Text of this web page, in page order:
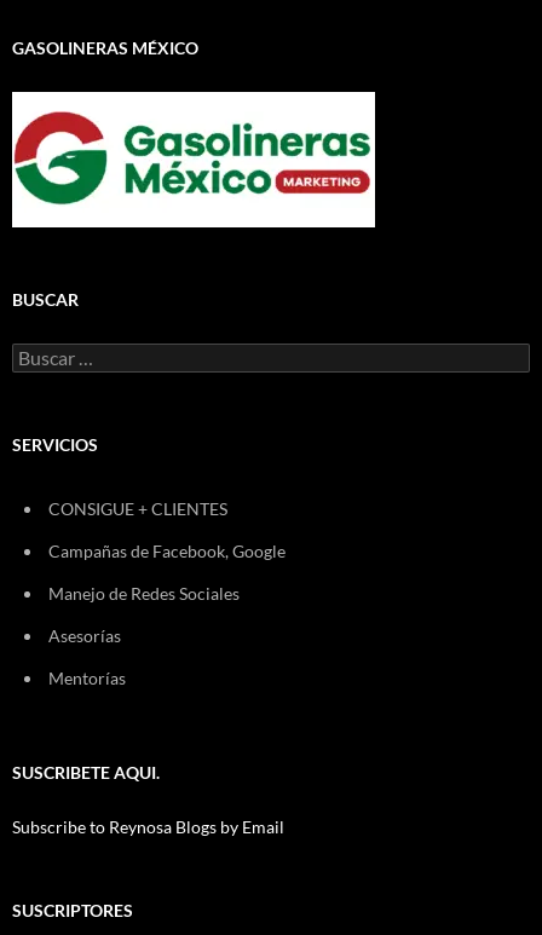
GASOLINERAS MÉXICO
BUSCAR
Buscar:
SERVICIOS
CONSIGUE + CLIENTES
Campañas de Facebook, Google
Manejo de Redes Sociales
Asesorías
Mentorías
SUSCRIBETE AQUI.
Subscribe to Reynosa Blogs by Email
SUSCRIPTORES